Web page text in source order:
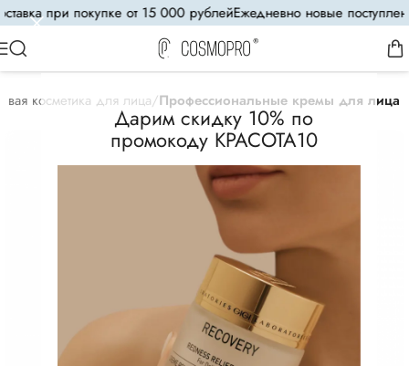
Дарим скидку 10% по
промокоду КРАСОТА10
при покупке от 15 000 рублейЕжедневно новые поступления
косметика для лица Профессиональные кремы для лица